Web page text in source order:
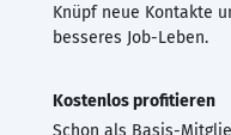
Knüpf neue Kontakte
besseres Job-Leben.
Kostenlos profitieren
Schon als Basis-